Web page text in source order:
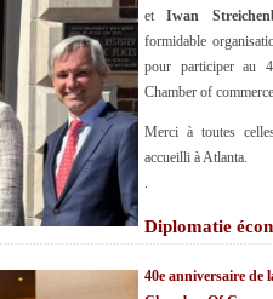
etIwan
formidable
pour participer au
Chamber of
Merci à toutes
accueilli à Atlanta.
.
Diplomatie
40e anniversaire de